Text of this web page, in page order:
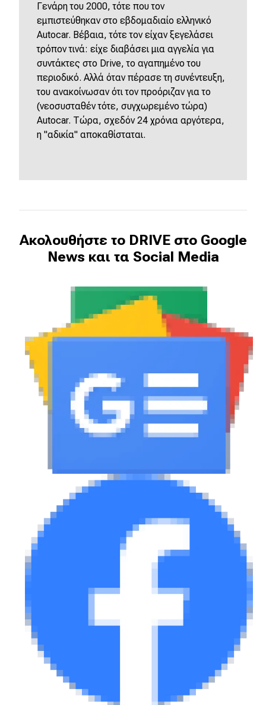
Γενάρη του 2000, τότε που τον
εμπιστεύθηκαν στο εβδομαδιαίο ελληνικό
Autocar. Βέβαια, τότε τον είχαν ξεγελάσει
τρόπον τινά: είχε διαβάσει μια αγγελία για
συντάκτες στο Drive, το αγαπημένο του
περιοδικό. Αλλά όταν πέρασε τη συνέντευξη,
του ανακοίνωσαν ότι τον προόριζαν για το
(νεοσυσταθέν τότε, συγχωρεμένο τώρα)
Autocar. Τώρα, σχεδόν 24 χρόνια αργότερα,
η "αδικία" αποκαθίσταται.
Ακολουθήστε το DRIVE στο Google
News και τα Social Media